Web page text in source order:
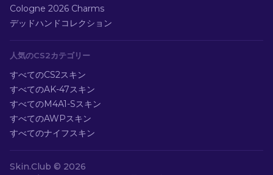
Cologne 2026 Charms
デッドハンドコレクション
人気のCS2カテゴリー
すべてのCS2スキン
すべてのAK-47スキン
すべてのM4A1-Sスキン
すべてのAWPスキン
すべてのナイフスキン
Skin.Club © 2026